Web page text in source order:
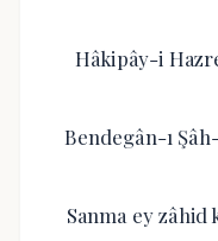
Hâkipây-i
Bendegân-ı
Sanma ey